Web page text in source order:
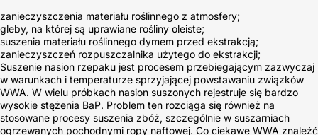
zanieczyszczenia materiału roślinnego z atmosfery;
gleby, na której są uprawiane rośliny oleiste;
suszenia materiału roślinnego dymem przed ekstrakcją;
zanieczyszczeń rozpuszczalnika użytego do ekstrakcji;
Suszenie nasion rzepaku jest procesem przebiegającym zazwyczaj
w warunkach i temperaturze sprzyjającej powstawaniu związków
WWA. W wielu próbkach nasion suszonych rejestruje się bardzo
wysokie stężenia BaP. Problem ten rozciąga się również na
stosowane procesy suszenia zbóż, szczególnie w suszarniach
ogrzewanych pochodnymi ropy naftowej. Co ciekawe WWA znaleźć